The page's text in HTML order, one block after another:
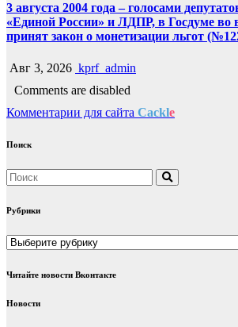
3 августа 2004 года – голосами
«Единой России» и ЛДПР, в Госдуме во
принят закон о монетизации льгот
Авг 3, 2026 kprf_admin
Comments are disabled
Комментарии для сайта Cackle
Поиск
Рубрики
Рубрики
Читайте новости Вконтакте
Новости